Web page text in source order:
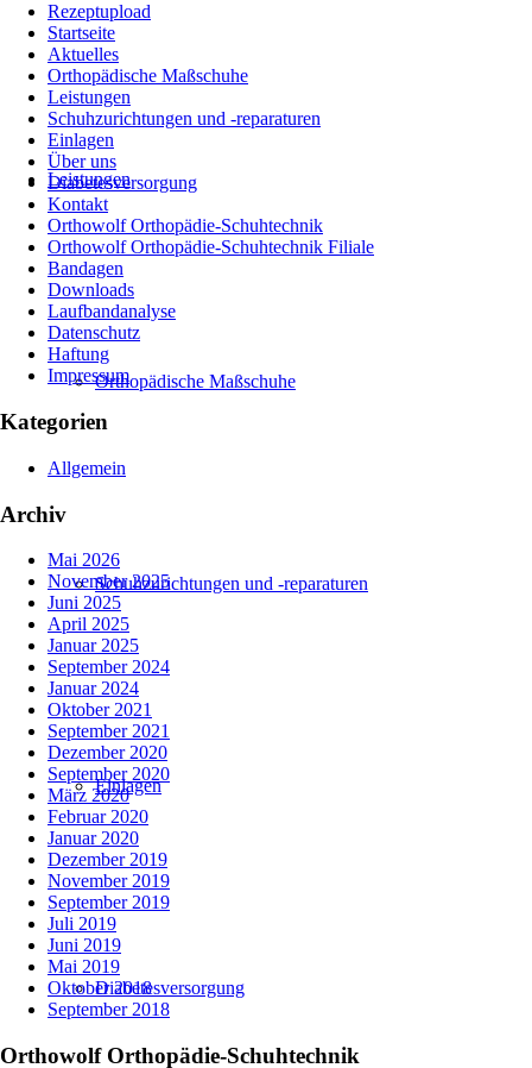
Leistungen
Orthopädische Maßschuhe
Schuhzurichtungen und -reparaturen
Einlagen
Diabetesversorgung
Rezeptupload
Startseite
Aktuelles
Orthopädische Maßschuhe
Leistungen
Schuhzurichtungen und -reparaturen
Einlagen
Über uns
Diabetesversorgung
Kontakt
Orthowolf Orthopädie-Schuhtechnik
Orthowolf Orthopädie-Schuhtechnik Filiale
Bandagen
Downloads
Laufbandanalyse
Datenschutz
Haftung
Impressum
Kategorien
Allgemein
Archiv
Mai 2026
November 2025
Juni 2025
April 2025
Januar 2025
September 2024
Januar 2024
Oktober 2021
September 2021
Dezember 2020
September 2020
März 2020
Februar 2020
Januar 2020
Dezember 2019
November 2019
September 2019
Juli 2019
Juni 2019
Mai 2019
Oktober 2018
September 2018
Orthowolf Orthopädie-Schuhtechnik